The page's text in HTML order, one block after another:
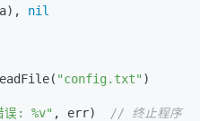
nil
"config.txt" )
误: %v" , err)
// 终止程序